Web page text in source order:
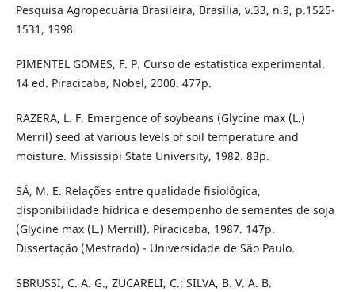
Pesquisa Agropecuária Brasileira, Brasília, v.33, n.9, p.1525-
1531, 1998.
PIMENTEL GOMES, F. P. Curso de estatística experimental.
14 ed. Piracicaba, Nobel, 2000. 477p.
RAZERA, L. F. Emergence of soybeans (Glycine max (L.)
Merril) seed at various levels of soil temperature and
moisture. Mississipi State University, 1982. 83p.
SÁ, M. E. Relações entre qualidade fisiológica,
disponibilidade hídrica e desempenho de sementes de soja
(Glycine max (L.) Merrill). Piracicaba, 1987. 147p.
Dissertação (Mestrado) - Universidade de São Paulo.
SBRUSSI, C. A. G., ZUCARELI, C.; SILVA, B. V. A. B.